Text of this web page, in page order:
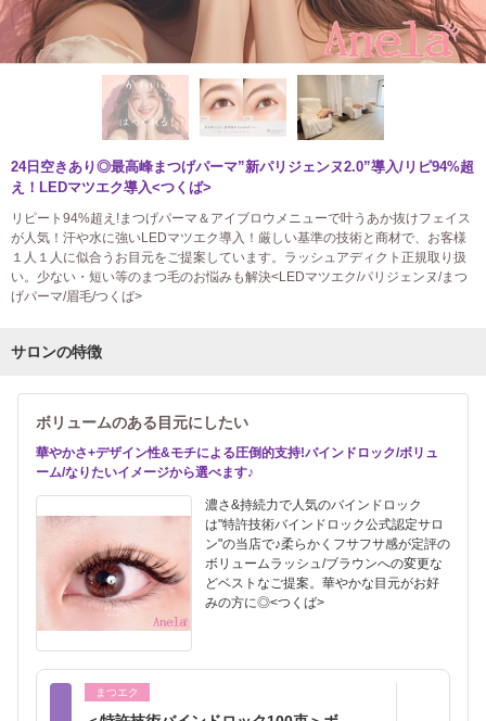
24日空きあり◎最高峰まつげパーマ”新パリジェンヌ2.0”導入/リピ94%超
え！LEDマツエク導入<つくば>
リピート94%超え!まつげパーマ＆アイブロウメニューで叶うあか抜けフェイス
が人気！汗や水に強いLEDマツエク導入！厳しい基準の技術と商材で、お客様
１人１人に似合うお目元をご提案しています。ラッシュアディクト正規取り扱
い。少ない・短い等のまつ毛のお悩みも解決<LEDマツエク/パリジェンヌ/まつ
げパーマ/眉毛/つくば>
サロンの特徴
ボリュームのある目元にしたい
華やかさ+デザイン性&モチによる圧倒的支持!バインドロック/ボリュ
ーム/なりたいイメージから選べます♪
濃さ&持続力で人気のバインドロック
は"特許技術バインドロック公式認定サロ
ン"の当店で♪柔らかくフサフサ感が定評の
ボリュームラッシュ/ブラウンへの変更な
どベストなご提案。華やかな目元がお好
みの方に◎<つくば>
まつエク